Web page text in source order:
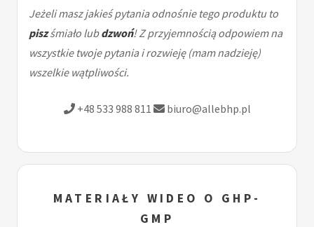
Jeżeli masz jakieś pytania odnośnie tego produktu to
piszśmiało lubdzwoń! Z przyjemnością odpowiem na
wszystkie twoje pytania i rozwieję (mam nadzieję)
wszelkie wątpliwości.
+48 533 988 811 biuro@allebhp.pl
MATERIAŁY WIDEO O GHP-
GMP